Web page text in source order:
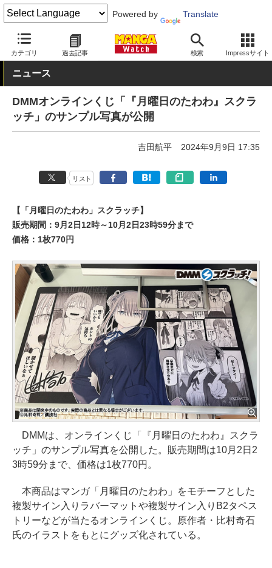
Powered by Translate
カテゴリ 過去記事 検索 Impressサイト
MANGA Watch 青年
ニュース
DMMオンラインくじ「『月曜日のたわわ』スクラ
ッチ」のサンプル写真が公開
吉田航平 2024年9月9日 17:35
リスト
【「月曜日のたわわ」スクラッチ】
販売期間：9月2日12時～10月2日23時59分まで
価格：1枚770円
DMMは、オンラインくじ「『月曜日のたわわ』スクラ
ッチ」のサンプル写真を公開した。販売期間は10月2日2
3時59分まで、価格は1枚770円。
本商品はマンガ「月曜日のたわわ」をモチーフとした
複製サイン入りラバーマットや複製サイン入りB2タペス
トリーなどが当たるオンラインくじ。原作者・比村奇石
氏のイラストをもとにグッズ化されている。